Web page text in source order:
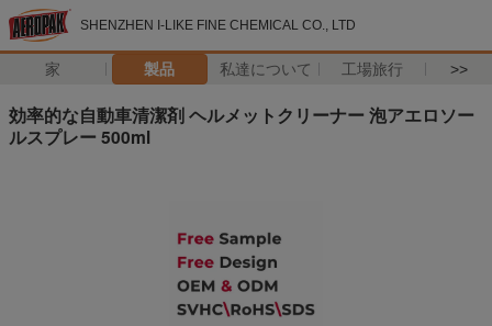
SHENZHEN I-LIKE FINE CHEMICAL CO., LTD
家 製品 私達について 工場旅行 >>
効率的な自動車清潔剤 ヘルメットクリーナー 泡アエロソー
ルスプレー 500ml